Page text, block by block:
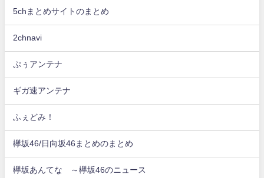
5chまとめサイトのまとめ
2chnavi
ぷぅアンテナ
ギガ速アンテナ
ふぇどみ！
欅坂46/日向坂46まとめのまとめ
欅坂あんてな ～欅坂46のニュース